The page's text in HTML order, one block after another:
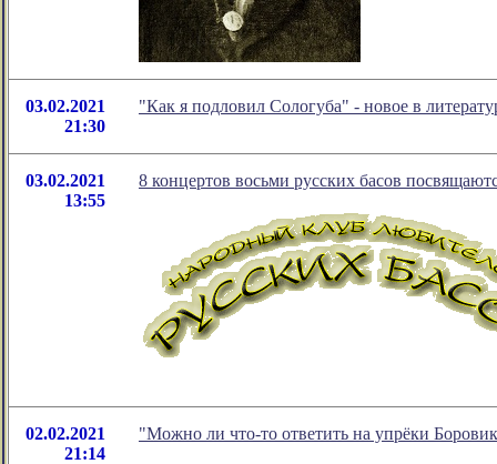
03.02.2021
21:30
"Как я подловил Сологуба" - новое в
03.02.2021
13:55
8 концертов восьми русских басов
02.02.2021
21:14
"Можно ли что-то ответить на упрёки